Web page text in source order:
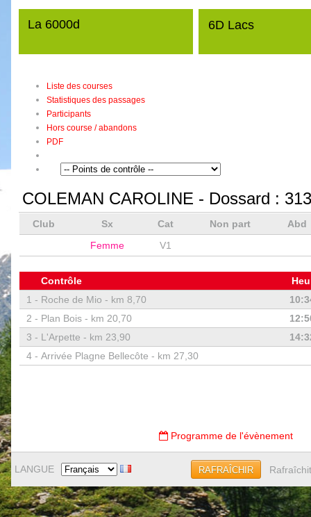
La 6000d 6D Lacs
Liste des courses
Statistiques des passages
Participants
Hors course / abandons
PDF
COLEMAN CAROLINE - Dossard :
Club Sx Cat Non part
Abd
Femme
V1
Contrôle
1 - Roche de Mio - km 8,70
2 - Plan Bois - km 20,70
3 - L'Arpette - km 23,90
4 - Arrivée Plagne Bellecôte - km 27,30
Programme de l'évènement
LANGUE RAFRAÎCHIR